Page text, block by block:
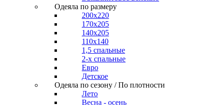
Одеяла по размеру
200x220
170x205
140x205
110x140
1,5 спальные
2-х спальные
Евро
Детское
Одеяла по сезону / По плотности
Лето
Весна - осень